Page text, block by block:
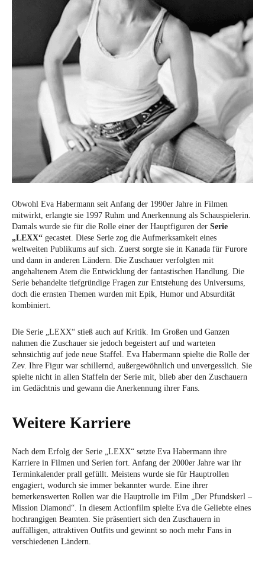
Obwohl Eva Habermann seit Anfang der 1990er Jahre in Filmen
mitwirkt, erlangte sie 1997 Ruhm und Anerkennung als Schauspielerin.
Damals wurde sie für die Rolle einer der Hauptfiguren der Serie
„LEXX“ gecastet. Diese Serie zog die Aufmerksamkeit eines
weltweiten Publikums auf sich. Zuerst sorgte sie in Kanada für Furore
und dann in anderen Ländern. Die Zuschauer verfolgten mit
angehaltenem Atem die Entwicklung der fantastischen Handlung. Die
Serie behandelte tiefgründige Fragen zur Entstehung des Universums,
doch die ernsten Themen wurden mit Epik, Humor und Absurdität
kombiniert.
Die Serie „LEXX“ stieß auch auf Kritik. Im Großen und Ganzen
nahmen die Zuschauer sie jedoch begeistert auf und warteten
sehnsüchtig auf jede neue Staffel. Eva Habermann spielte die Rolle der
Zev. Ihre Figur war schillernd, außergewöhnlich und unvergesslich. Sie
spielte nicht in allen Staffeln der Serie mit, blieb aber den Zuschauern
im Gedächtnis und gewann die Anerkennung ihrer Fans.
Weitere Karriere
Nach dem Erfolg der Serie „LEXX“ setzte Eva Habermann ihre
Karriere in Filmen und Serien fort. Anfang der 2000er Jahre war ihr
Terminkalender prall gefüllt. Meistens wurde sie für Hauptrollen
engagiert, wodurch sie immer bekannter wurde. Eine ihrer
bemerkenswerten Rollen war die Hauptrolle im Film „Der Pfundskerl –
Mission Diamond“. In diesem Actionfilm spielte Eva die Geliebte eines
hochrangigen Beamten. Sie präsentiert sich den Zuschauern in
auffälligen, attraktiven Outfits und gewinnt so noch mehr Fans in
verschiedenen Ländern.